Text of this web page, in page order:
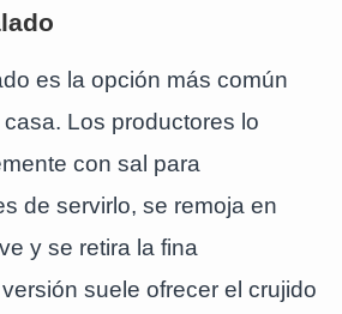
es la opción más común
Los productores lo
con sal para
de servirlo, se remoja en
y se retira la fina
suele ofrecer el crujido